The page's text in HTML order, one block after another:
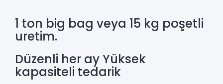
1 ton big bag veya 15 kg poşetli
uretim.
Düzenli her ay Yüksek
kapasiteli tedarik